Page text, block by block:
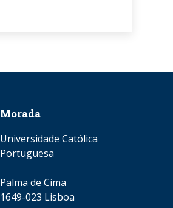
Morada
Universidade Católica
Portuguesa
Palma de Cima
1649-023 Lisboa